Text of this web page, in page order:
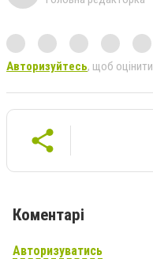
Авторизуйтесь, щоб оцінити
Коментарі
Авторизуватись